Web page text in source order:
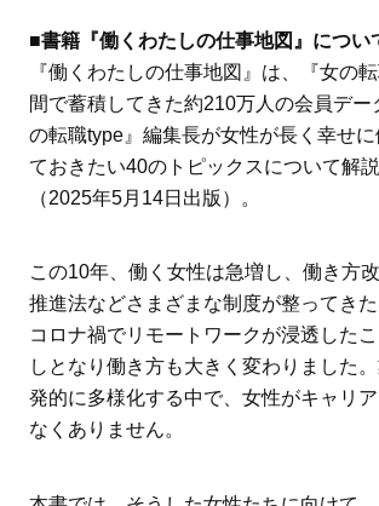
■書籍『働くわたしの仕事地図』につい
『働くわたしの仕事地図』は、『女の
間で蓄積してきた約210万人の会員デー
の転職type』編集長が女性が長く幸せ
ておきたい40のトピックスについて解
（2025年5月14日出版）。
この10年、働く女性は急増し、働き方
推進法などさまざまな制度が整ってきた
コロナ禍でリモートワークが浸透した
しとなり働き方も大きく変わりました
発的に多様化する中で、女性がキャリ
なくありません。